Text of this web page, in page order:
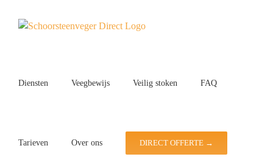
Diensten Veegbewijs Veilig stoken FAQ
Tarieven Over ons DIRECT OFFERTE →